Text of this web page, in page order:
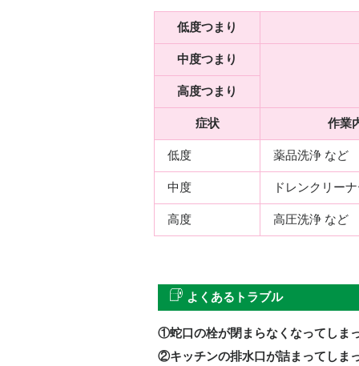
低度つまり
中度つまり
高度つまり
症状 作業
低度 薬品洗浄 など
中度 ドレンクリー
高度 高圧洗浄 など
よくあるトラブル
①蛇口の栓が閉まらなくなってしま
②キッチンの排水口が詰まってしま